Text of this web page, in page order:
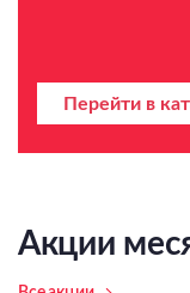
Перейти в
Акции